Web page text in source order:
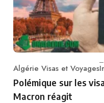
Category
Algérie Visas et Voyages
Polémique sur les
Macron réagit